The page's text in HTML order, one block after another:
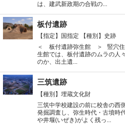
は、建武新政期の合戦の...
板付遺跡
【指定】国指定
【種別】史跡
＜ 板付遺跡弥生館 ＞ 竪穴住
生館では、板付遺跡のムラの人
のか、出土遺...
三筑遺跡
【種別】埋蔵文化財
三筑中学校建設の前に校舎の西
発掘調査し、弥生時代・古墳時
や井堰(いぜき)がよく残っ...